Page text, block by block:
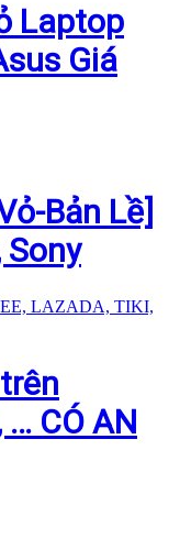
Laptop
Giá
Bản Lề]
Sony
… CÓ AN